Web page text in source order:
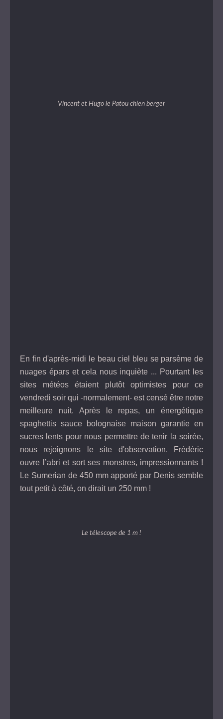
Vincent et Hugo le Patou chien berger
En fin d'après-midi le beau ciel bleu se parsème de
nuages épars et cela nous inquiète ... Pourtant les
sites météos étaient plutôt optimistes pour ce
vendredi soir qui -normalement- est censé être notre
meilleure nuit. Après le repas, un énergétique
spaghettis sauce bolognaise maison garantie en
sucres lents pour nous permettre de tenir la soirée,
nous rejoignons le site d'observation. Frédéric
ouvre l’abri et sort ses monstres, impressionnants !
Le Sumerian de 450 mm apporté par Denis semble
tout petit à côté, on dirait un 250 mm !
Le télescope de 1 m !